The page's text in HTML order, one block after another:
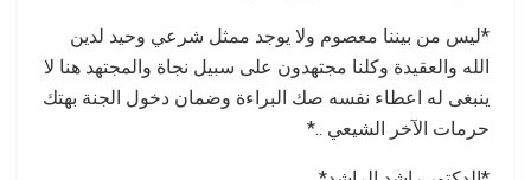
*ليس من بيننا معصوم ولا يوجد ممثل شرعي وحيد لدين
الله والعقيدة وكلنا مجتهدون على سبيل نجاة والمجتهد هنا لا
ينبغى له اعطاء نفسه صك البراءة وضمان دخول الجنة بهتك
حرمات الآخر الشيعي ..*